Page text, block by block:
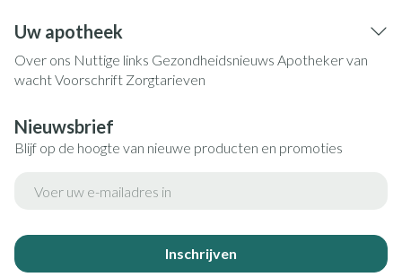
Uw apotheek
Over ons Nuttige links Gezondheidsnieuws Apotheker van
wachtVoorschrift Zorgtarieven
Nieuwsbrief
Blijf op de hoogte van nieuwe producten en promoties
Inschrijven